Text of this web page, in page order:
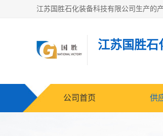
江苏国胜石
公司首页 供